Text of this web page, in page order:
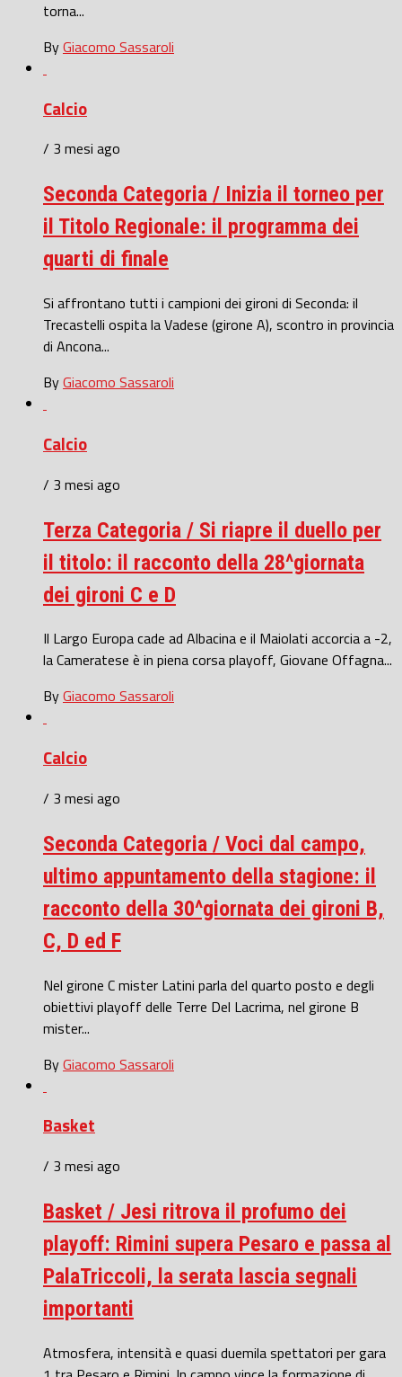
torna...
ByGiacomo Sassaroli
Calcio
/ 3 mesi ago
Seconda Categoria / Inizia il torneo per
il Titolo Regionale: il programma dei
quarti di finale
Si affrontano tutti i campioni dei gironi di Seconda: il
Trecastelli ospita la Vadese (girone A), scontro in provincia
di Ancona...
ByGiacomo Sassaroli
Calcio
/ 3 mesi ago
Terza Categoria / Si riapre il duello per
il titolo: il racconto della 28^giornata
dei gironi C e D
Il Largo Europa cade ad Albacina e il Maiolati accorcia a -2,
la Cameratese è in piena corsa playoff, Giovane Offagna...
ByGiacomo Sassaroli
Calcio
/ 3 mesi ago
Seconda Categoria / Voci dal campo,
ultimo appuntamento della stagione: il
racconto della 30^giornata dei gironi B,
C, D ed F
Nel girone C mister Latini parla del quarto posto e degli
obiettivi playoff delle Terre Del Lacrima, nel girone B
mister...
ByGiacomo Sassaroli
Basket
/ 3 mesi ago
Basket / Jesi ritrova il profumo dei
playoff: Rimini supera Pesaro e passa al
PalaTriccoli, la serata lascia segnali
importanti
Atmosfera, intensità e quasi duemila spettatori per gara